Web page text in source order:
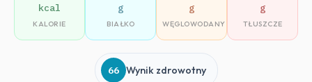
kcal
KALORIE
g
BIAŁKO
g
WĘGLOWODANY
g
TŁUSZCZE
66 Wynik zdrowotny